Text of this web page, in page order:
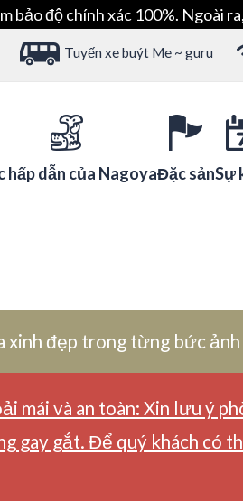
bảo độ chính xác 100%.
Tuyến xe buýt Me ~ guru
hấp dẫn của NagoyaĐặc sảnSự
xinh đẹp trong từng bức ảnh
mái và an toàn: Xin lưu ý
gay gắt. Để quý khách có